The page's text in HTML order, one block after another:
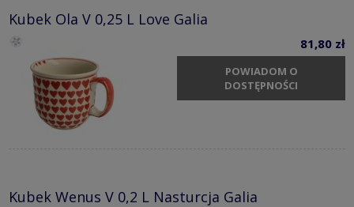
Kubek Ola V 0,25 L Love Galia
81,80 zł
POWIADOM O
DOSTĘPNOŚCI
Kubek Wenus V 0,2 L Nasturcja Galia